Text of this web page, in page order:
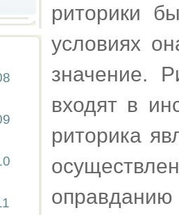
риторики
условиях
значение.
входят в
риторика